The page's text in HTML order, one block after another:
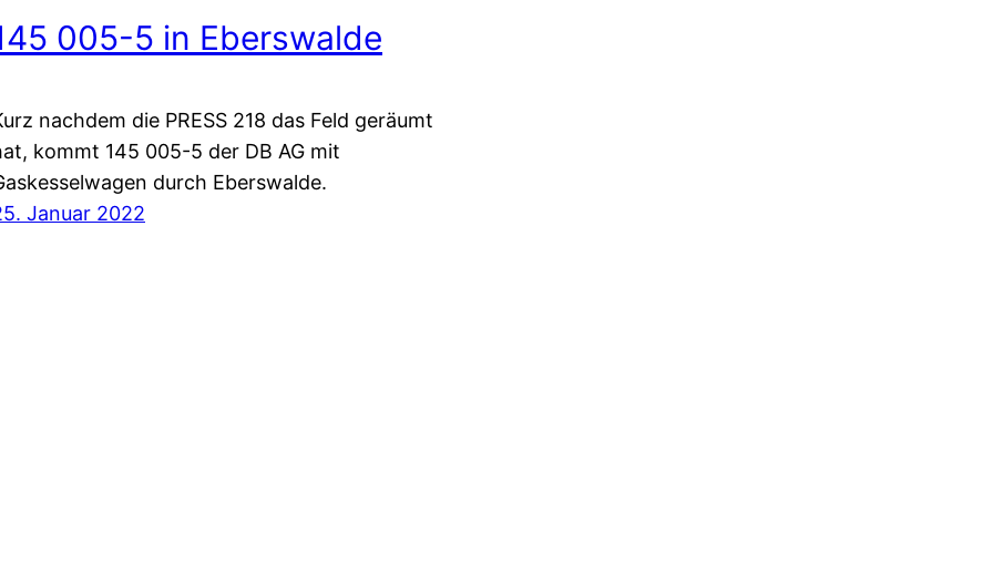
005-5 in Eberswalde
nachdem die PRESS 218 das Feld geräumt
kommt 145 005-5 der DB AG mit
durch Eberswalde.
Januar 2022